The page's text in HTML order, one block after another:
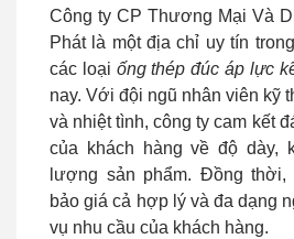
Công ty CP Thương Mại Và
Phát là một địa chỉ uy tín
các loại ống thép đúc áp lực
nay. Với đội ngũ nhân viên kỹ
và nhiệt tình, công ty cam kết
của khách hàng về độ dày,
lượng sản phẩm. Đồng thời,
bảo giá cả hợp lý và đa dạng
vụ nhu cầu của khách hàng.